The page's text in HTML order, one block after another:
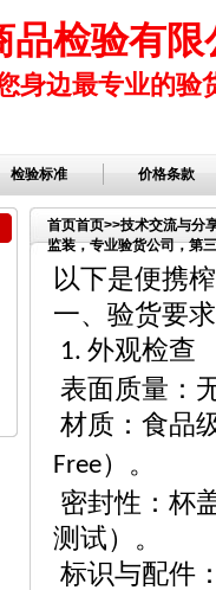
品检验有限
身边最专业的验
检验标准 价格条款
首页首页>>技术交流与分
监装，专业验货公司，第
公司，服装检品，鞋子检
以下是便携
一、验货要求
1. 外观检查
表面质量：
材质：食品
Free）。
密封性：杯
测试）。
标识与配件